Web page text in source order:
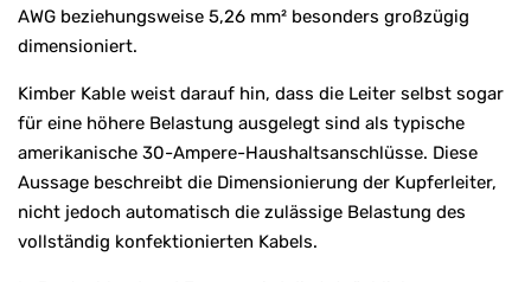
AWG beziehungsweise 5,26 mm² besonders großzügig
dimensioniert.
Kimber Kable weist darauf hin, dass die Leiter selbst sogar
für eine höhere Belastung ausgelegt sind als typische
amerikanische 30-Ampere-Haushaltsanschlüsse. Diese
Aussage beschreibt die Dimensionierung der Kupferleiter,
nicht jedoch automatisch die zulässige Belastung des
vollständig konfektionierten Kabels.